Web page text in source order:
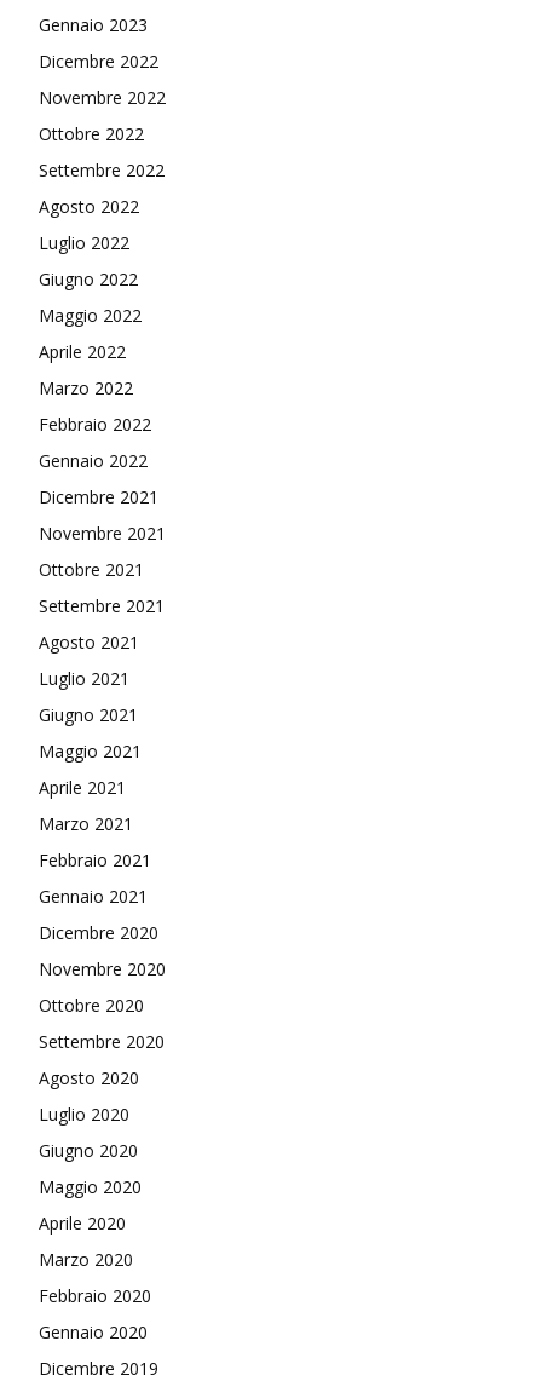
Gennaio 2023
Dicembre 2022
Novembre 2022
Ottobre 2022
Settembre 2022
Agosto 2022
Luglio 2022
Giugno 2022
Maggio 2022
Aprile 2022
Marzo 2022
Febbraio 2022
Gennaio 2022
Dicembre 2021
Novembre 2021
Ottobre 2021
Settembre 2021
Agosto 2021
Luglio 2021
Giugno 2021
Maggio 2021
Aprile 2021
Marzo 2021
Febbraio 2021
Gennaio 2021
Dicembre 2020
Novembre 2020
Ottobre 2020
Settembre 2020
Agosto 2020
Luglio 2020
Giugno 2020
Maggio 2020
Aprile 2020
Marzo 2020
Febbraio 2020
Gennaio 2020
Dicembre 2019